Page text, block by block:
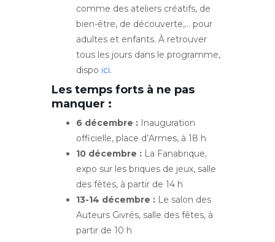
comme des ateliers créatifs, de
bien-être, de découverte,… pour
adultes et enfants. À retrouver
tous les jours dans le programme,
dispo ici.
Les temps forts à ne pas
manquer :
6 décembre : Inauguration
officielle, place d’Armes, à 18 h
10 décembre : La Fanabrique,
expo sur les briques de jeux, salle
des fêtes, à partir de 14 h
13-14 décembre : Le salon des
Auteurs Givrés, salle des fêtes, à
partir de 10 h